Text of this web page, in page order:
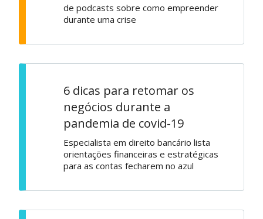
de podcasts sobre como empreender
durante uma crise
6 dicas para retomar os
negócios durante a
pandemia de covid-19
Especialista em direito bancário lista
orientações financeiras e estratégicas
para as contas fecharem no azul